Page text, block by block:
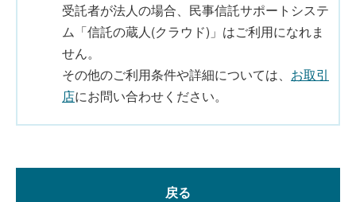
受託者が法人の場合、民事信託サポートシステ
ム「信託の蔵人(クラウド)」はご利用になれま
せん。
その他のご利用条件や詳細については、 お取引
店にお問い合わせください。
戻る